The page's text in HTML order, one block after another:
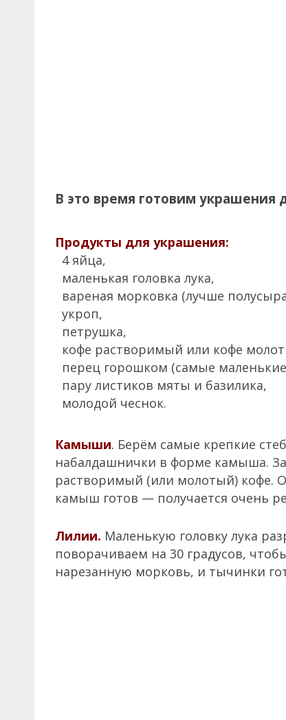
В это время готовим украшения
Продукты для украшения:
4 яйца,
маленькая головка лука,
вареная морковка (лучше
укроп,
петрушка,
кофе растворимый или кофе
перец горошком (самые
пару листиков мяты и базилика,
молодой чеснок.
Камыши. Берём самые крепкие
набалдашнички в форме камыша.
растворимый (или молотый) кофе.
камыш готов — получается очень
Лилии. Маленькую головку лука
поворачиваем на 30 градусов,
нарезанную морковь, и тычинки